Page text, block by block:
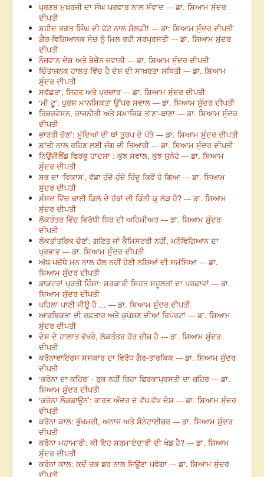
ਪ੍ਰਣਬ ਮੁਖਰਜੀ ਦਾ ਸੰਘ ਪਰਵਾਰ ਨਾਲ ਸੰਵਾਦ --- ਡਾ. ਸ਼ਿਆਮ ਸੁੰਦਰ
ਦੀਪਤੀ
ਸ਼ਹੀਦ ਭਗਤ ਸਿੰਘ ਦੀ ਫੋਟੋ ਨਾਲ ਸੈਲਫ਼ੀ! --- ਡਾ: ਸ਼ਿਆਮ ਸੁੰਦਰ ਦੀਪਤੀ
ਗ਼ੈਰ-ਵਿਗਿਆਨਕ ਸੋਚ ਨੂੰ ਮਿਲ ਰਹੀ ਸਰਪ੍ਰਸਤੀ --- ਡਾ. ਸ਼ਿਆਮ ਸੁੰਦਰ
ਦੀਪਤੀ
ਨੌਜਵਾਨ ਦੇਸ਼ ਅਤੇ ਬੇਚੈਨ ਜਵਾਨੀ --- ਡਾ. ਸ਼ਿਆਮ ਸੁੰਦਰ ਦੀਪਤੀ
ਚਿੰਤਾਜਨਕ ਹਾਲਤ ਵਿੱਚ ਹੈ ਦੇਸ਼ ਦੀ ਸਾਖ਼ਰਤਾ ਸਥਿਤੀ --- ਡਾ. ਸ਼ਿਆਮ
ਸੁੰਦਰ ਦੀਪਤੀ
ਸਵੱਛਤਾ, ਸਿਹਤ ਅਤੇ ਪ੍ਰਚਾਰ --- ਡਾ. ਸ਼ਿਆਮ ਸੁੰਦਰ ਦੀਪਤੀ
‘ਮੀ ਟੂ’: ਪੁਰਸ਼ ਮਾਨਸਿਕਤਾ ਉੱਪਰ ਸਵਾਲ --- ਡਾ. ਸ਼ਿਆਮ ਸੁੰਦਰ ਦੀਪਤੀ
ਰਿਜ਼ਰਵੇਸ਼ਨ, ਰਾਜਨੀਤੀ ਅਤੇ ਸਮਾਜਿਕ ਤਾਣਾ-ਬਾਣਾ --- ਡਾ. ਸ਼ਿਆਮ ਸੁੰਦਰ
ਦੀਪਤੀ
ਭਾਰਤੀ ਚੋਣਾਂ: ਮੁੱਦਿਆਂ ਦੀ ਥਾਂ ਤੁਰਪ ਦੇ ਪੱਤੇ --- ਡਾ. ਸ਼ਿਆਮ ਸੁੰਦਰ ਦੀਪਤੀ
ਸ਼ਾਂਤੀ ਨਾਲ ਰਹਿਣ ਲਈ ਜੰਗ ਦੀ ਤਿਆਰੀ --- ਡਾ. ਸ਼ਿਆਮ ਸੁੰਦਰ ਦੀਪਤੀ
ਨਿਉਜ਼ੀਲੈਂਡ ਫਿਰਕੂ ਹਾਦਸਾ : ਕੁਝ ਸਵਾਲ, ਕੁਝ ਸੁਨੇਹੇ --- ਡਾ. ਸ਼ਿਆਮ
ਸੁੰਦਰ ਦੀਪਤੀ
ਸਭ ਦਾ ‘ਵਿਕਾਸ’, ਵੱਡਾ ਹੁੰਦੇ-ਹੁੰਦੇ ਹਿੰਦੂ ਕਿਵੇਂ ਹੋ ਗਿਆ --- ਡਾ. ਸ਼ਿਆਮ
ਸੁੰਦਰ ਦੀਪਤੀ
ਸੰਸਦ ਵਿੱਚ ਢਾਈ ਕਿਲੋ ਦੇ ਹੱਥਾਂ ਦੀ ਕਿੰਨੀ ਕੁ ਲੋੜ ਹੈ? --- ਡਾ. ਸ਼ਿਆਮ
ਸੁੰਦਰ ਦੀਪਤੀ
ਲੋਕਤੰਤਰ ਵਿੱਚ ਵਿਰੋਧੀ ਧਿਰ ਦੀ ਅਹਿਮੀਅਤ --- ਡਾ. ਸ਼ਿਆਮ ਸੁੰਦਰ
ਦੀਪਤੀ
ਲੋਕਤਾਂਤਰਿਕ ਚੋਣਾਂ: ਗਣਿਤ ਜਾਂ ਕੈਮਿਸਟਰੀ ਨਹੀਂ, ਮਨੋਵਿਗਿਆਨ ਦਾ
ਪ੍ਰਭਾਵ --- ਡਾ. ਸ਼ਿਆਮ ਸੁੰਦਰ ਦੀਪਤੀ
ਅੱਧ-ਪਚੱਧੇ ਮਨ ਨਾਲ ਹੱਲ ਨਹੀਂ ਹੋਣੀ ਨਸ਼ਿਆਂ ਦੀ ਸਮੱਸਿਆ --- ਡਾ.
ਸ਼ਿਆਮ ਸੁੰਦਰ ਦੀਪਤੀ
ਡਾਕਟਰਾਂ ਪ੍ਰਤੀ ਹਿੰਸਾ: ਸਰਕਾਰੀ ਸਿਹਤ ਸਹੂਲਤਾਂ ਦਾ ਪਰਛਾਵਾਂ --- ਡਾ.
ਸ਼ਿਆਮ ਸੁੰਦਰ ਦੀਪਤੀ
ਪਹਿਲਾ ਪਾਣੀ ਜੀਉ ਹੈ ... --- ਡਾ. ਸ਼ਿਆਮ ਸੁੰਦਰ ਦੀਪਤੀ
ਆਰਥਿਕਤਾ ਦੀ ਰਫ਼ਤਾਰ ਅਤੇ ਕੁਪੋਸ਼ਣ ਦੀਆਂ ਰਿਪੋਰਟਾਂ --- ਡਾ. ਸ਼ਿਆਮ
ਸੁੰਦਰ ਦੀਪਤੀ
ਦੇਸ਼ ਦੇ ਹਾਲਾਤ ਵੱਖਰੇ, ਲੋਕਤੰਤਰ ਹੋਰ ਚੀਜ਼ ਹੈ --- ਡਾ. ਸ਼ਿਆਮ ਸੁੰਦਰ
ਦੀਪਤੀ
ਕਰੋਨਾਵਾਇਰਸ ਸਸਕਾਰ ਦਾ ਵਿਰੋਧ ਗੈਰ-ਤਾਰਕਿਕ --- ਡਾ. ਸ਼ਿਆਮ ਸੁੰਦਰ
ਦੀਪਤੀ
‘ਕਰੋਨਾ ਦਾ ਕਹਿਰ’ - ਰੁਕ ਨਹੀਂ ਰਿਹਾ ਫਿਰਕਾਪ੍ਰਸਤੀ ਦਾ ਜ਼ਹਿਰ --- ਡਾ.
ਸ਼ਿਆਮ ਸੁੰਦਰ ਦੀਪਤੀ
‘ਕਰੋਨਾ ਲੌਕਡਾਊਨ’: ਭਾਰਤ ਅੰਦਰ ਦੋ ਵੱਖ-ਵੱਖ ਦੇਸ਼ --- ਡਾ. ਸ਼ਿਆਮ ਸੁੰਦਰ
ਦੀਪਤੀ
ਕਰੋਨਾ ਕਾਲ: ਭੁੱਖਮਰੀ, ਅਨਾਜ ਅਤੇ ਸੈਨੇਟਾਈਜ਼ਰ --- ਡਾ. ਸ਼ਿਆਮ ਸੁੰਦਰ
ਦੀਪਤੀ
ਕਰੋਨਾ ਮਹਾਮਾਰੀ: ਕੀ ਇਹ ਸਰਮਾਏਦਾਰੀ ਦੀ ਖੇਡ ਹੈ? --- ਡਾ. ਸ਼ਿਆਮ
ਸੁੰਦਰ ਦੀਪਤੀ
ਕਰੋਨਾ ਕਾਲ: ਕਦੋਂ ਤਕ ਡਰ ਨਾਲ ਜਿਊਣਾ ਪਵੇਗਾ --- ਡਾ. ਸ਼ਿਆਮ ਸੁੰਦਰ
ਦੀਪਤੀ